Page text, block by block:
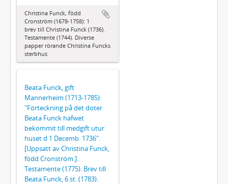
Christina Funck, född
Cronström (1678-1758): 1
brev till Christina Funck (1736).
Testamente (1744). Diverse
papper rörande Christina Funcks
sterbhus
Beata Funck, gift
Mannerheim (1713-1785):
"Förteckning på det doter
Beata Funck hafwet
bekommit till medgift utur
huset d 1 Decemb. 1736".
[Uppsatt av Christina Funck,
född Cronström.].
Testamente (1775). Brev till
Beata Funck, 6 st. (1783).